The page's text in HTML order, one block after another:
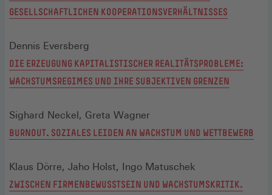
GESELLSCHAFTLICHEN KOOPERATIONSVERHÄLTNISSES
Dennis Eversberg
DIE ERZEUGUNG KAPITALISTISCHER REALITÄTSPROBLEME:
WACHSTUMSREGIMES UND IHRE SUBJEKTIVEN GRENZEN
Sighard Neckel, Greta Wagner
BURNOUT. SOZIALES LEIDEN AN WACHSTUM UND WETTBEWERB
Klaus Dörre, Jaho Holst, Ingo Matuschek
ZWISCHEN FIRMENBEWUSSTSEIN UND WACHSTUMSKRITIK.